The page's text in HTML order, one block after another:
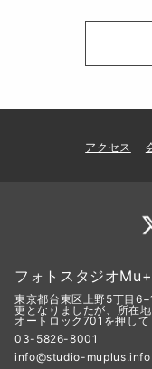
アクセス
フォトスタジオ
東京都台東区上野5丁目
更となりましたが、所在
オートロック701を押し
03-5826-8001
info@studio-muplus.info